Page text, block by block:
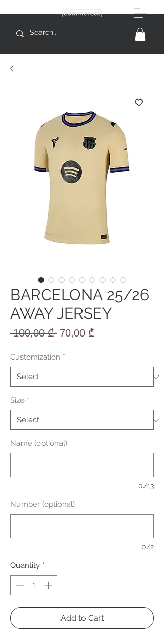
BARCELONA 25/26
AWAY JERSEY
100,00 ₾ Regular
70,00 ₾Sale
Customization *
Size *
Name (optional)
0/13
Number (optional)
0/2
Quantity *
Add to Cart